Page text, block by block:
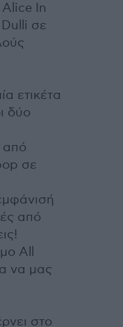
In
Dulli σε
ετικέτα
δύο
από
σε
από
All
να μας
στο